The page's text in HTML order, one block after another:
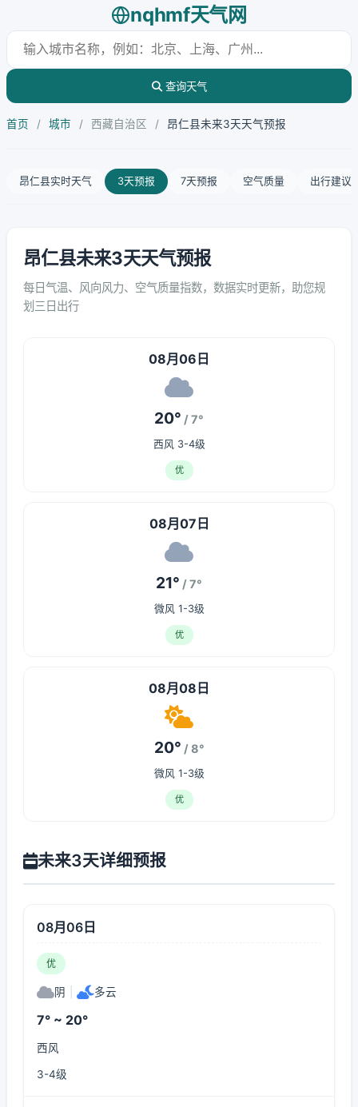
nqhmf天气网
查询天气
首页 / 城市 / 西藏自治区 / 昂仁县未来3天天气预报
昂仁县实时天气 3天预报 7天预报 空气质量 出行建议
昂仁县未来3天天气预报
每日气温、风向风力、空气质量指数，数据实时更新，助您规
划三日出行
08月06日
20° / 7°
西风 3-4级
优
08月07日
21° / 7°
微风 1-3级
优
08月08日
20° / 8°
微风 1-3级
优
未来3天详细预报
08月06日
优
阴 多云
7° ~ 20°
西风
3-4级